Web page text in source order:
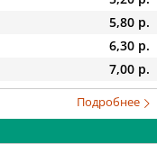
5,80 р.
6,30 р.
7,00 р.
Подробнее